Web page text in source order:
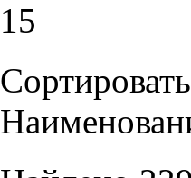
15